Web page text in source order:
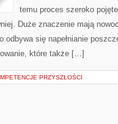
temu proces szeroko
Duże znaczenie mają
się napełnianie
które także […]
PRZYSZŁOŚCI